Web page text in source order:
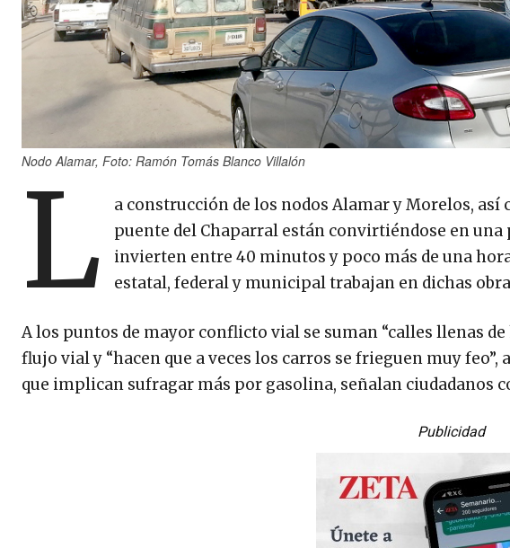
Nodo Alamar, Foto: Ramón Tomás Blanco Villalón
L
a construcción de los nodos Alamar y Morelos,
puente del Chaparral están convirtiéndose en
invierten entre 40 minutos y poco más de una
estatal, federal y municipal trabajan en dichas
A los puntos de mayor conflicto vial se suman “calles llenas
flujo vial y “hacen que a veces los carros se frieguen muy
que implican sufragar más por gasolina, señalan ciudadanos
Publicidad